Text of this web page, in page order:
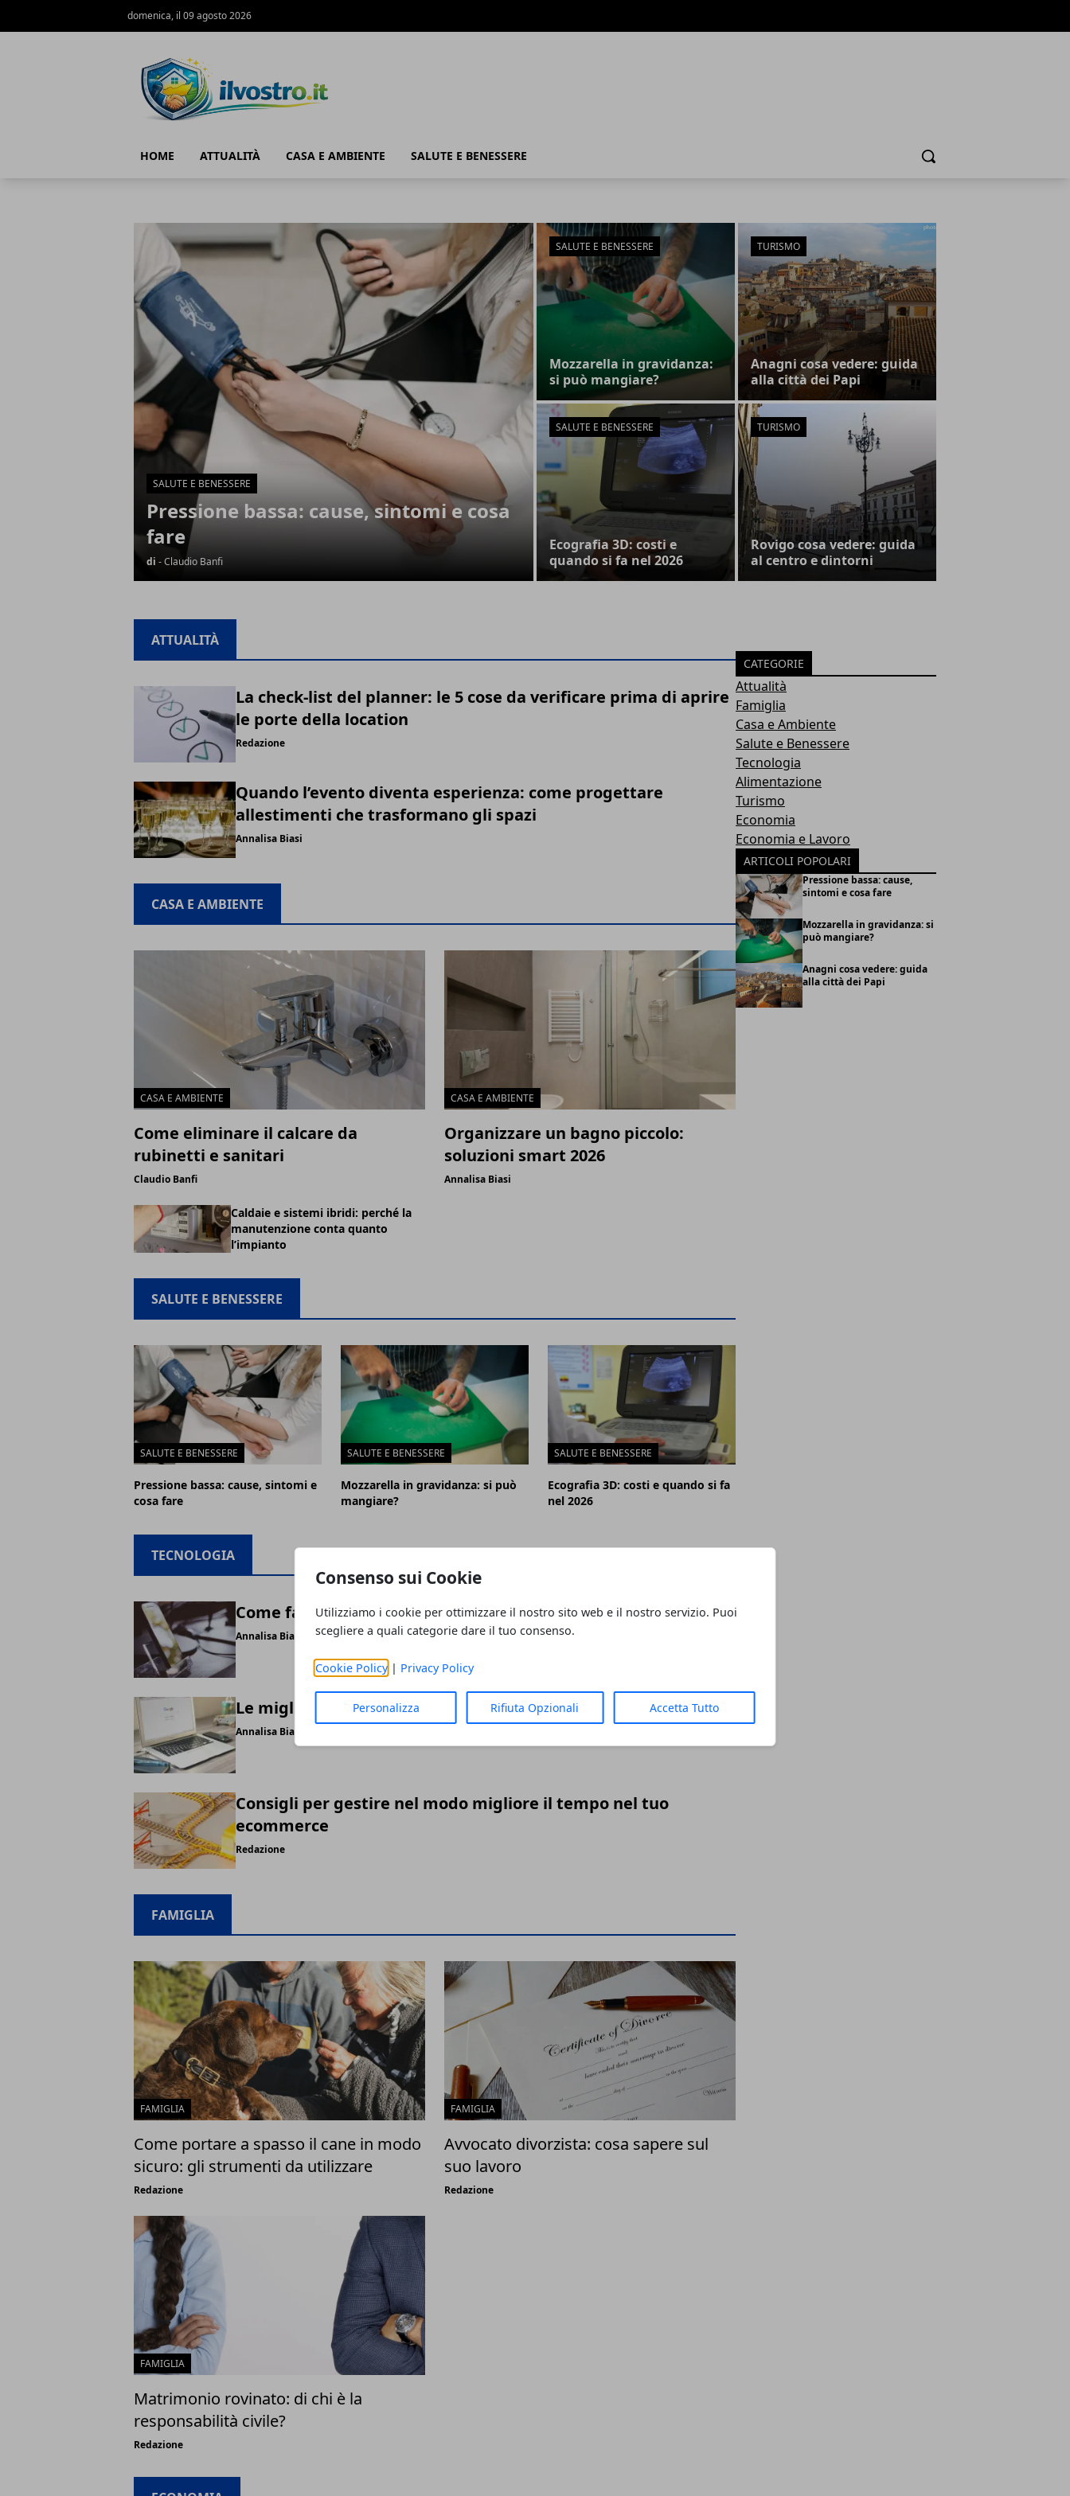
Consenso sui Cookie
Utilizziamo i cookie per ottimizzare il nostro sito web e il nostro servizio. Puoi
scegliere a quali categorie dare il tuo consenso.
Cookie Policy| Privacy Policy
Personalizza Rifiuta Opzionali Accetta Tutto
domenica, il 09 agosto 2026
HOME ATTUALITÀ CASA E AMBIENTE SALUTE E BENESSERE Cerca
Articoli in Evidenza
SALUTE E BENESSERE
Pressione bassa: cause, sintomi e cosa
fare
di - Claudio Banfi
SALUTE E BENESSERE
Mozzarella in gravidanza:
si può mangiare?
TURISMO
Anagni cosa vedere: guida
alla città dei Papi
SALUTE E BENESSERE
Ecografia 3D: costi e
quando si fa nel 2026
TURISMO
Rovigo cosa vedere: guida
al centro e dintorni
ATTUALITÀ
La check-list del planner: le 5 cose da verificare prima di aprire
le porte della location
Redazione
Quando l’evento diventa esperienza: come progettare
allestimenti che trasformano gli spazi
Annalisa Biasi
CASA E AMBIENTE
CASA E AMBIENTE
Come eliminare il calcare da
rubinetti e sanitari
Claudio Banfi
CASA E AMBIENTE
Organizzare un bagno piccolo:
soluzioni smart 2026
Annalisa Biasi
Caldaie e sistemi ibridi: perché la
manutenzione conta quanto
l’impianto
SALUTE E BENESSERE
SALUTE E BENESSERE
Pressione bassa: cause, sintomi e
cosa fare
SALUTE E BENESSERE
Mozzarella in gravidanza: si può
mangiare?
SALUTE E BENESSERE
Ecografia 3D: costi e quando si fa
nel 2026
TECNOLOGIA
Come fare il backup del telefono nel 2026
Annalisa Biasi
Le migliori alternative a Dropbox nel 2026
Annalisa Biasi
Consigli per gestire nel modo migliore il tempo nel tuo
ecommerce
Redazione
FAMIGLIA
FAMIGLIA
Come portare a spasso il cane in modo
sicuro: gli strumenti da utilizzare
Redazione
FAMIGLIA
Avvocato divorzista: cosa sapere sul
suo lavoro
Redazione
FAMIGLIA
Matrimonio rovinato: di chi è la
responsabilità civile?
Redazione
CATEGORIE
Attualità
Famiglia
Casa e Ambiente
Salute e Benessere
Tecnologia
Alimentazione
Turismo
Economia
Economia e Lavoro
ARTICOLI POPOLARI
Pressione bassa: cause,
sintomi e cosa fare
Mozzarella in gravidanza: si
può mangiare?
Anagni cosa vedere: guida
alla città dei Papi